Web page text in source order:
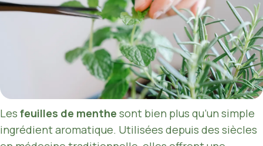
Les feuilles de menthe sont bien plus qu’un simple
ingrédient aromatique. Utilisées depuis des siècles